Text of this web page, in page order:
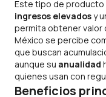
Este tipo de producto
ingresos elevadosy
permita obtener valor
México se percibe
que buscan
aunque su anualidad
quienes usan con
Beneficios